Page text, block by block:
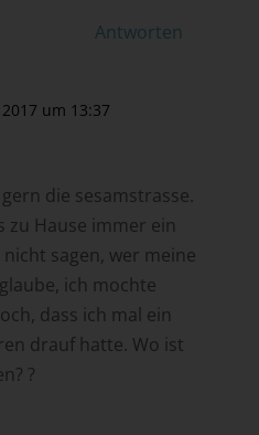
Antworten
um 13:37
die sesamstrasse.
zu Hause immer ein
sagen, wer meine
ich mochte
dass ich mal ein
drauf hatte. Wo ist
?